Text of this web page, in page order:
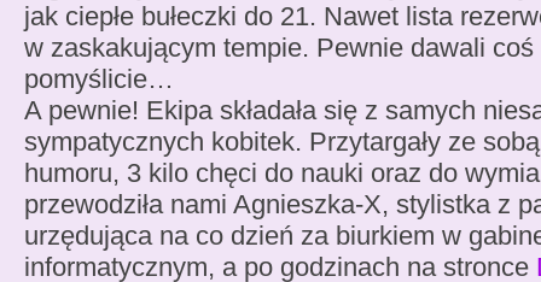
jak ciepłe bułeczki do 21. Nawet lista
w zaskakującym tempie. Pewnie dawali coś
pomyślicie…
A pewnie! Ekipa składała się z samych
sympatycznych kobitek. Przytargały ze
humoru, 3 kilo chęci do nauki oraz do
przewodziła nami Agnieszka-X, stylistka z
urzędująca na co dzień za biurkiem w
informatycznym, a po godzinach na stronce